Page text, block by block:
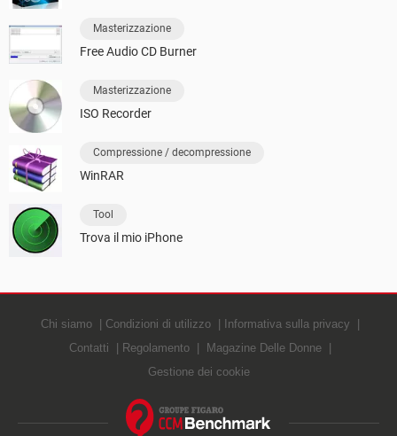
Masterizzazione
Free Audio CD Burner
Masterizzazione
ISO Recorder
Compressione / decompressione
WinRAR
Tool
Trova il mio iPhone
Chi siamo Condizioni di utilizzo
Informativa sulla privacy
Contatti
Regolamento
Magazine Delle Donne
Gestione dei cookie